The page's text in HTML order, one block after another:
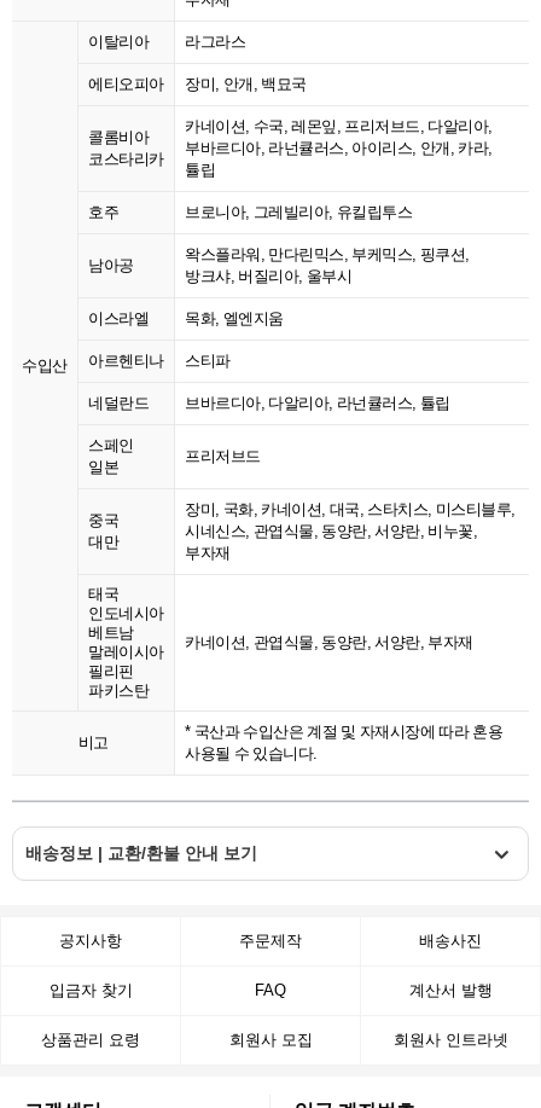
수입산
이탈리아 라그라스
에티오피아 장미, 안개, 백묘국
콜롬비아
코스타리카
카네이션, 수국, 레몬잎, 프리저브드, 다알리아,
부바르디아, 라넌큘러스, 아이리스, 안개, 카라,
튤립
호주 브로니아, 그레빌리아, 유킬립투스
남아공
왁스플라워, 만다린믹스, 부케믹스, 핑쿠션,
방크샤, 버질리아, 울부시
이스라엘 목화, 엘엔지움
아르헨티나 스티파
네덜란드 브바르디아, 다알리아, 라넌큘러스, 튤립
스페인
일본
프리저브드
중국
대만
장미, 국화, 카네이션, 대국, 스타치스, 미스티블루,
시네신스, 관엽식물, 동양란, 서양란, 비누꽃,
부자재
태국
인도네시아
베트남
말레이시아
필리핀
파키스탄
카네이션, 관엽식물, 동양란, 서양란, 부자재
비고
* 국산과 수입산은 계절 및 자재시장에 따라 혼용
사용될 수 있습니다.
배송정보 | 교환/환불 안내 보기
공지사항 주문제작 배송사진
입금자 찾기 FAQ 계산서 발행
상품관리 요령 회원사 모집 회원사 인트라넷